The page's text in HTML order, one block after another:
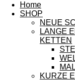
Home
SHOP
NEUE
LANGE
KETTEN
KURZE